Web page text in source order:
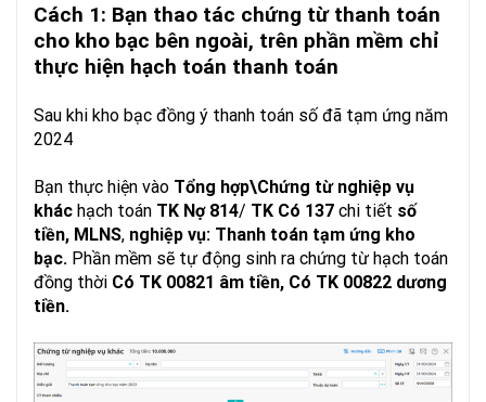
Cách 1: Bạn thao tác chứng từ thanh toán
cho kho bạc bên ngoài, trên phần mềm chỉ
thực hiện hạch toán thanh toán
Sau khi kho bạc đồng ý thanh toán số đã tạm ứng năm
2024
Bạn thực hiện vào Tổng hợp\Chứng từ nghiệp vụ
khác hạch toán TK Nợ 814/ TK Có 137 chi tiết số
tiền, MLNS, nghiệp vụ: Thanh toán tạm ứng kho
bạc. Phần mềm sẽ tự động sinh ra chứng từ hạch toán
đồng thời Có TK 00821 âm tiền, Có TK 00822 dương
tiền.